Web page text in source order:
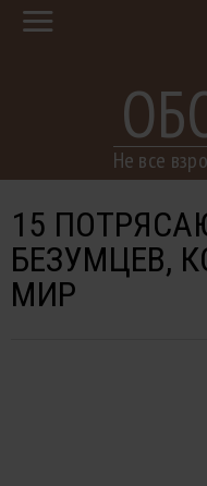
Не все
15
БЕЗУМЦЕВ,
МИР